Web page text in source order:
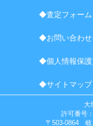
◆査定フォーム
◆お問い合わせ
◆個人情報保護
◆サイトマップ
大
許可番号
〒503-0864 岐